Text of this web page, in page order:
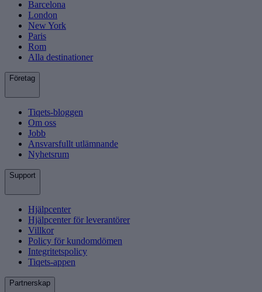
Barcelona
London
New York
Paris
Rom
Alla destinationer
Företag
Tiqets-bloggen
Om oss
Jobb
Ansvarsfullt utlämnande
Nyhetsrum
Support
Hjälpcenter
Hjälpcenter för leverantörer
Villkor
Policy för kundomdömen
Integritetspolicy
Tiqets-appen
Partnerskap